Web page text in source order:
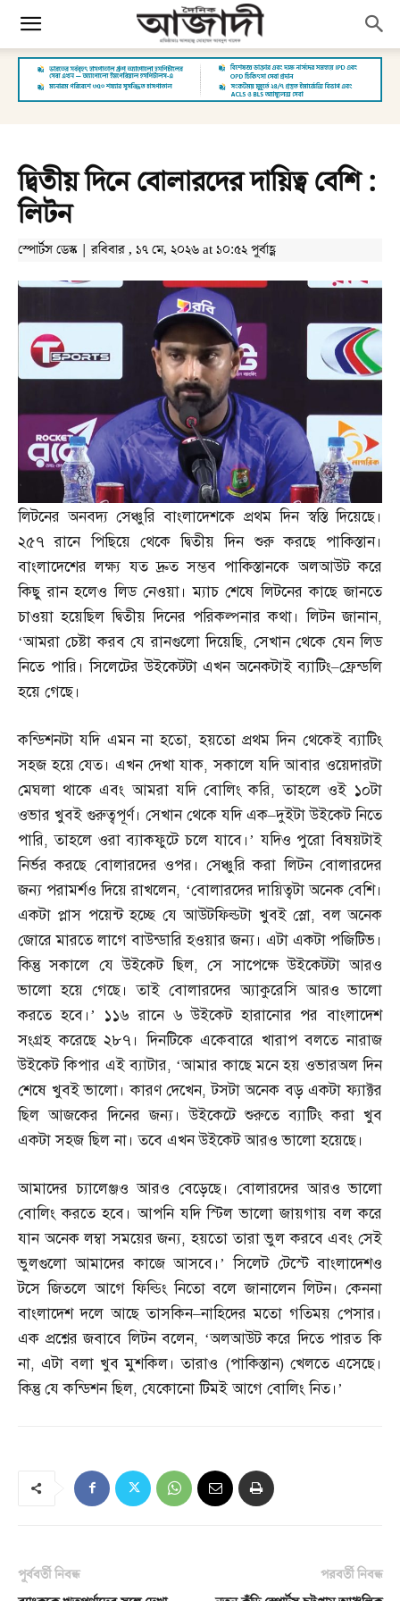
দ্বিতীয় দিনে বোলারদের দায়িত্ব বেশি :
লিটন
স্পোর্টস ডেস্ক | রবিবার , ১৭ মে, ২০২৬ at ১০:৫২ পূর্বাহ্ণ
লিটনের অনবদ্য সেঞ্চুরি বাংলাদেশকে প্রথম দিন স্বস্তি দিয়েছে।
২৫৭ রানে পিছিয়ে থেকে দ্বিতীয় দিন শুরু করছে পাকিস্তান।
বাংলাদেশের লক্ষ্য যত দ্রুত সম্ভব পাকিস্তানকে অলআউট করে
কিছু রান হলেও লিড নেওয়া। ম্যাচ শেষে লিটনের কাছে জানতে
চাওয়া হয়েছিল দ্বিতীয় দিনের পরিকল্পনার কথা। লিটন জানান,
‘আমরা চেষ্টা করব যে রানগুলো দিয়েছি, সেখান থেকে যেন লিড
নিতে পারি। সিলেটের উইকেটটা এখন অনেকটাই ব্যাটিং–ফ্রেন্ডলি
হয়ে গেছে।
কন্ডিশনটা যদি এমন না হতো,হয়তো প্রথম দিন থেকেই ব্যাটিং
সহজ হয়ে যেত। এখন দেখা যাক,সকালে যদি আবার ওয়েদারটা
মেঘলা থাকে এবং আমরা যদি বোলিং করি,তাহলে ওই ১০টা
ওভার খুবই গুরুত্বপূর্ণ। সেখান থেকে যদি এক–দুইটা উইকেট নিতে
পারি,তাহলে ওরা ব্যাকফুটে চলে যাবে।’ যদিও পুরো বিষয়টাই
নির্ভর করছে বোলারদের ওপর। সেঞ্চুরি করা লিটন বোলারদের
জন্য পরামর্শও দিয়ে রাখলেন, ‘বোলারদের দায়িত্বটা অনেক বেশি।
একটা প্লাস পয়েন্ট হচ্ছে যে আউটফিল্ডটা খুবই স্লো,বল অনেক
জোরে মারতে লাগে বাউন্ডারি হওয়ার জন্য। এটা একটা পজিটিভ।
কিন্তু সকালে যে উইকেট ছিল,সে সাপেক্ষে উইকেটটা আরও
ভালো হয়ে গেছে। তাই বোলারদের অ্যাকুরেসি আরও ভালো
করতে হবে।’ ১১৬ রানে ৬ উইকেট হারানোর পর বাংলাদেশ
সংগ্রহ করেছে ২৮৭। দিনটিকে একেবারে খারাপ বলতে নারাজ
উইকেট কিপার এই ব্যাটার, ‘আমার কাছে মনে হয় ওভারঅল দিন
শেষে খুবই ভালো। কারণ দেখেন,টসটা অনেক বড় একটা ফ্যাক্টর
ছিল আজকের দিনের জন্য। উইকেটে শুরুতে ব্যাটিং করা খুব
একটা সহজ ছিল না। তবে এখন উইকেট আরও ভালো হয়েছে।
আমাদের চ্যালেঞ্জও আরও বেড়েছে। বোলারদের আরও ভালো
বোলিং করতে হবে। আপনি যদি স্টিল ভালো জায়গায় বল করে
যান অনেক লম্বা সময়ের জন্য,হয়তো তারা ভুল করবে এবং সেই
ভুলগুলো আমাদের কাজে আসবে।’ সিলেট টেস্টে বাংলাদেশও
টসে জিতলে আগে ফিল্ডিং নিতো বলে জানালেন লিটন। কেননা
বাংলাদেশ দলে আছে তাসকিন–নাহিদের মতো গতিময় পেসার।
এক প্রশ্নের জবাবে লিটন বলেন, ‘অলআউট করে দিতে পারত কি
না,এটা বলা খুব মুশকিল। তারাও (পাকিস্তান) খেলতে এসেছে।
কিন্তু যে কন্ডিশন ছিল, যেকোনো টিমই আগে বোলিং নিত।’
পূর্ববর্তী নিবন্ধ
পরবর্তী নিবন্ধ